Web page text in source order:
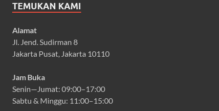
TEMUKAN KAMI
Alamat
Jl. Jend. Sudirman 8
Jakarta Pusat, Jakarta 10110
Jam Buka
Senin—Jumat: 09:00–17:00
Sabtu & Minggu: 11:00–15:00